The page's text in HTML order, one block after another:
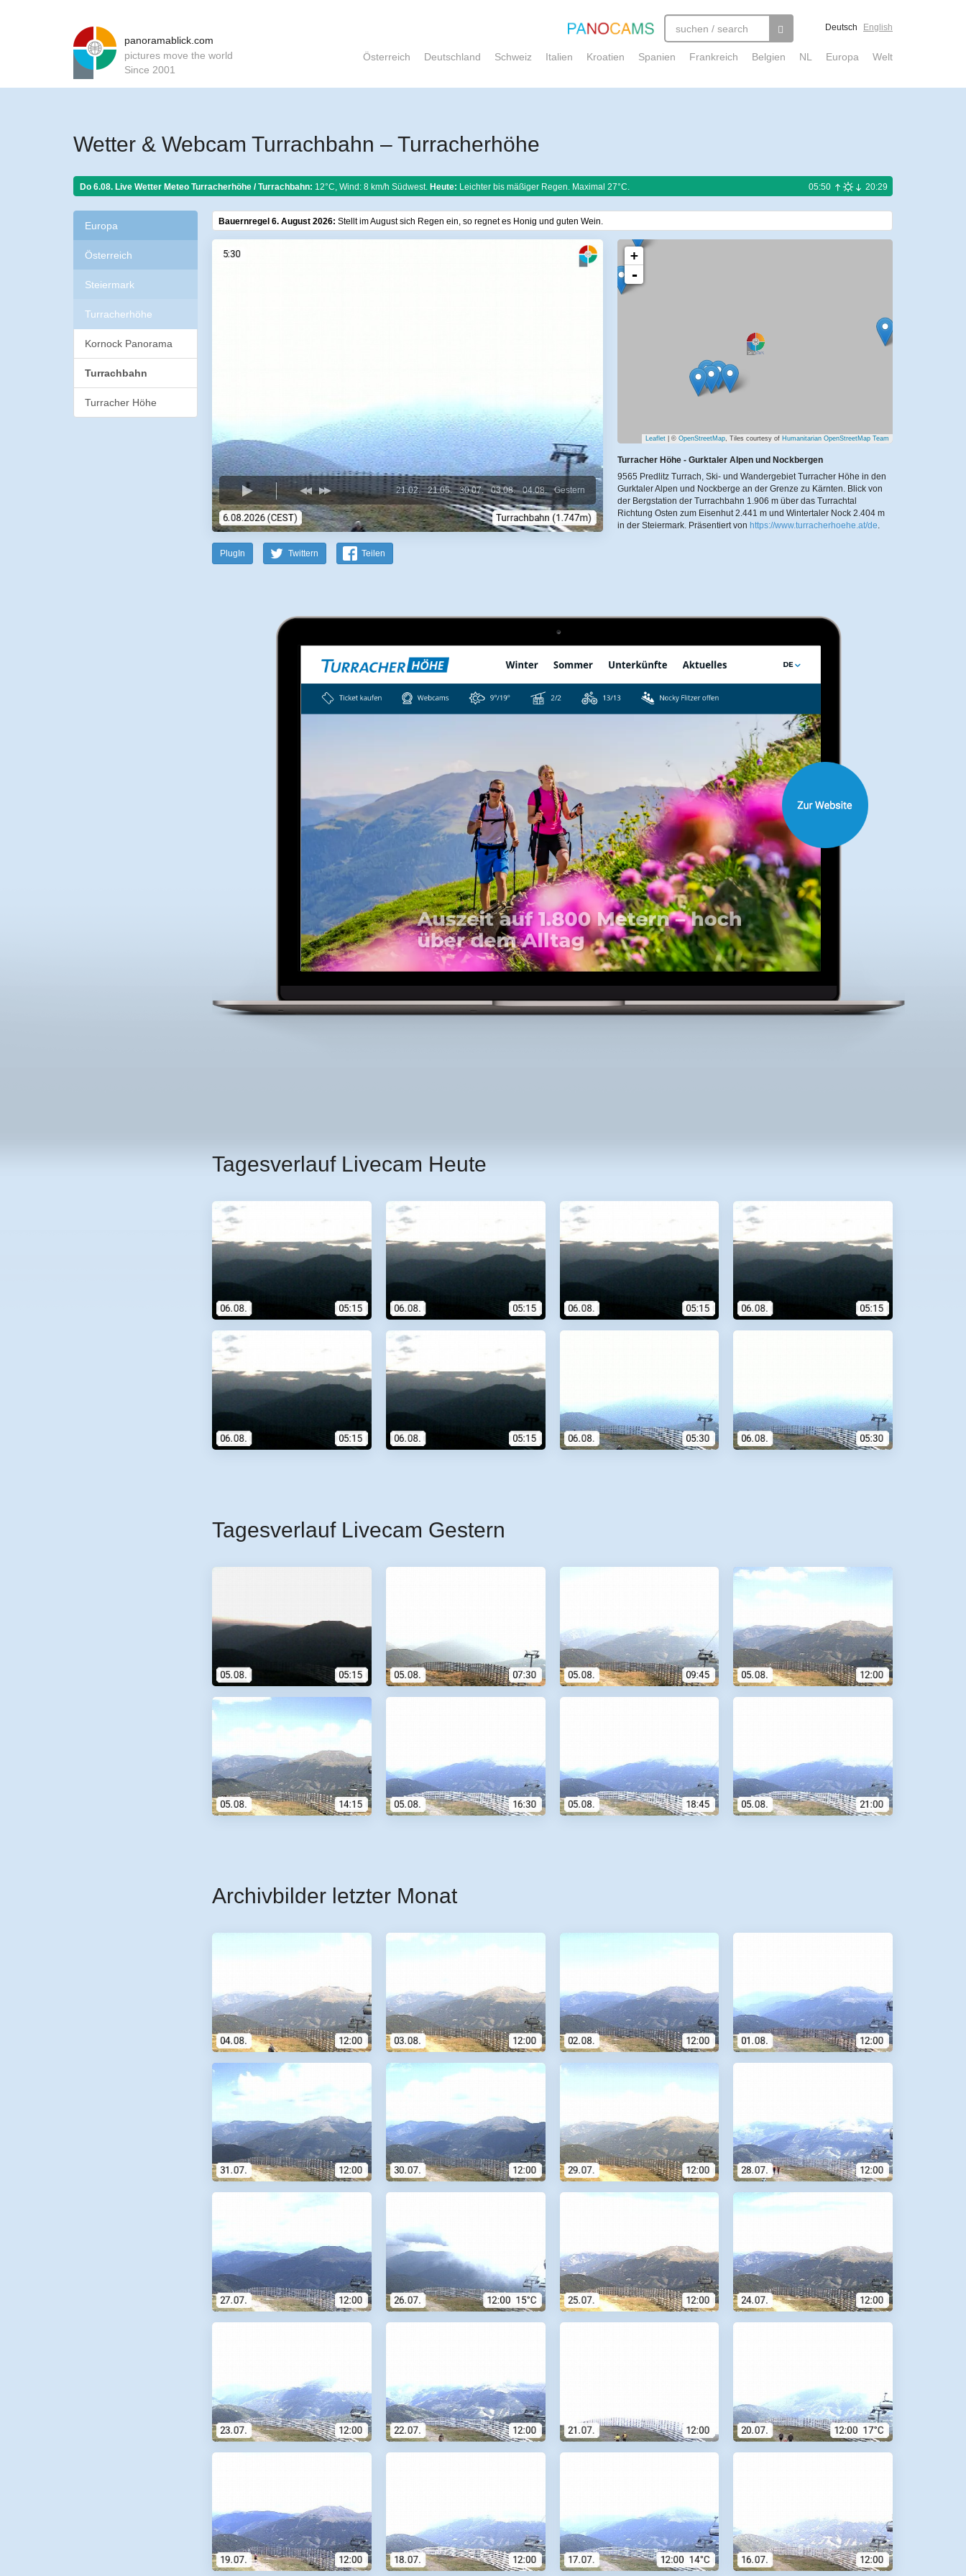
panoramablick.com
pictures move the world
Since 2001
Deutsch English
Österreich Deutschland Schweiz Italien Kroatien Spanien Frankreich Belgien NL Europa Welt
Wetter & Webcam Turrachbahn – Turracherhöhe
Do 6.08. Live Wetter Meteo Turracherhöhe / Turrachbahn: 12°C, Wind: 8 km/h Südwest. Heute: Leichter bis mäßiger Regen. Maximal 27°C. 05:50 20:29
Europa
Österreich
Steiermark
Turracherhöhe
Kornock Panorama
Turrachbahn
Turracher Höhe
Bauernregel 6. August 2026: Stellt im August sich Regen ein, so regnet es Honig und guten Wein.
Gestern
04.08.
03.08.
30.07.
21.05.
21.02.
+
-
Leaflet| © OpenStreetMap, Tiles courtesy of Humanitarian OpenStreetMap Team
Turracher Höhe - Gurktaler Alpen und Nockbergen
9565 Predlitz Turrach, Ski- und Wandergebiet Turracher Höhe in den
Gurktaler Alpen und Nockberge an der Grenze zu Kärnten. Blick von
der Bergstation der Turrachbahn 1.906 m über das Turrachtal
Richtung Osten zum Eisenhut 2.441 m und Wintertaler Nock 2.404 m
in der Steiermark. Präsentiert von https://www.turracherhoehe.at/de.
PlugIn Twittern Teilen
Tagesverlauf Livecam Heute
Tagesverlauf Livecam Gestern
Archivbilder letzter Monat